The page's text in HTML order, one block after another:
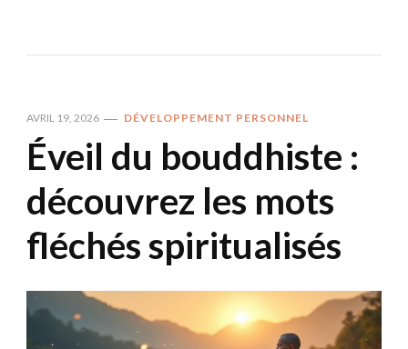
AVRIL 19, 2026 DÉVELOPPEMENT PERSONNEL
Éveil du bouddhiste :
découvrez les mots
fléchés spiritualisés